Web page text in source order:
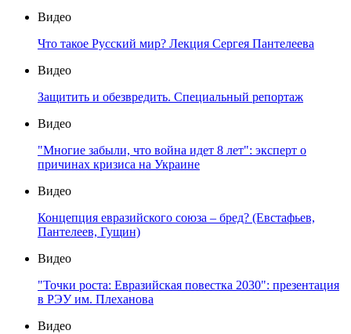
Видео
Что такое Русский мир? Лекция Сергея Пантелеева
Видео
Защитить и обезвредить. Специальный репортаж
Видео
"Многие забыли, что война идет 8 лет": эксперт о
причинах кризиса на Украине
Видео
Концепция евразийского союза – бред? (Евстафьев,
Пантелеев, Гущин)
Видео
"Точки роста: Евразийская повестка 2030": презентация
в РЭУ им. Плеханова
Видео